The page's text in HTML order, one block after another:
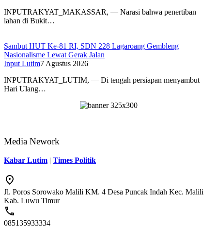
INPUTRAKYAT_MAKASSAR, — Narasi bahwa penertiban
lahan di Bukit…
Sambut HUT Ke-81 RI, SDN 228 Lagaroang Gembleng
Nasionalisme Lewat Gerak Jalan
Input Lutim7 Agustus 2026
INPUTRAKYAT_LUTIM, — Di tengah persiapan menyambut
Hari Ulang…
Media Nework
Kabar Lutim | Times Politik
Jl. Poros Sorowako Malili KM. 4 Desa Puncak Indah Kec. Malili
Kab. Luwu Timur
085135933334